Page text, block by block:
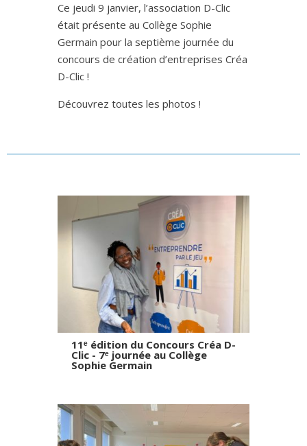
Ce jeudi 9 janvier, l’association D-Clic
était présente au Collège Sophie
Germain pour la septième journée du
concours de création d’entreprises Créa
D-Clic !
Découvrez toutes les photos !
11ᵉ édition du Concours Créa D-
Clic - 7ᵉ journée au Collège
Sophie Germain